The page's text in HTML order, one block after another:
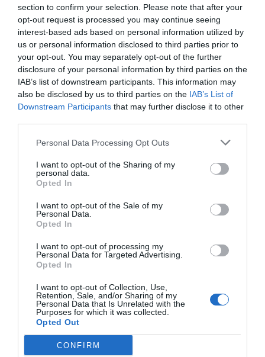
section to confirm your selection. Please note that after your
opt-out request is processed you may continue seeing
interest-based ads based on personal information utilized by
us or personal information disclosed to third parties prior to
your opt-out. You may separately opt-out of the further
disclosure of your personal information by third parties on the
IAB’s list of downstream participants. This information may
also be disclosed by us to third parties on the IAB’s List of
Downstream Participants that may further disclose it to other
Personal Data Processing Opt Outs
I want to opt-out of the Sharing of my
personal data.
Opted In
I want to opt-out of the Sale of my
Personal Data.
Opted In
I want to opt-out of processing my
Personal Data for Targeted Advertising.
Opted In
I want to opt-out of Collection, Use,
Retention, Sale, and/or Sharing of my
Personal Data that Is Unrelated with the
Purposes for which it was collected.
Opted Out
CONFIRM